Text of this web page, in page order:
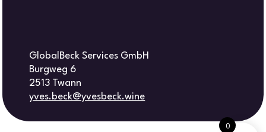
GlobalBeck Services GmbH
Burgweg 6
2513 Twann
yves.beck@yvesbeck.wine
0